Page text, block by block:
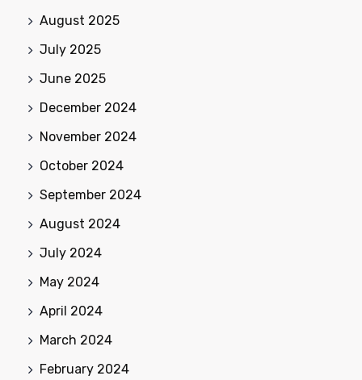
August 2025
July 2025
June 2025
December 2024
November 2024
October 2024
September 2024
August 2024
July 2024
May 2024
April 2024
March 2024
February 2024